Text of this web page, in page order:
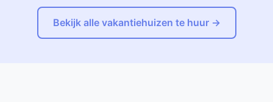
Bekijk alle vakantiehuizen te huur →